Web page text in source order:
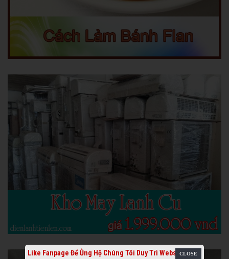
Like Fanpage Để Ủng Hộ Chúng Tôi Duy Trì Website